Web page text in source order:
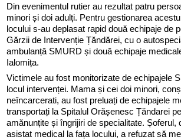
Din evenimentul rutier au rezultat patru
minori și doi adulți. Pentru gestionarea
locului s-au deplasat rapid două echipaje de
Gărzii de Intervenție Țăndărei, cu o
ambulanță SMURD și două echipaje
Ialomița.
Victimele au fost monitorizate de echipajele
locul intervenței. Mama și cei doi minori,
neîncarcerati, au fost preluați de echipajele
transportați la Spitalul Orășenesc Țăndarei
amănunțite și îngrijiri de specialitate. Șoferul,
asistat medical la fața locului, a refuzat să